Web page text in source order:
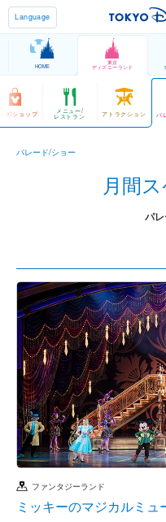
Language
HOME
東京
ディズニーランド
ズ/ショップ メニュー/
レストラン アトラクション パ
パレード/ショー
月間
パ
ファンタジーランド
ミッキーのマジカルミュ